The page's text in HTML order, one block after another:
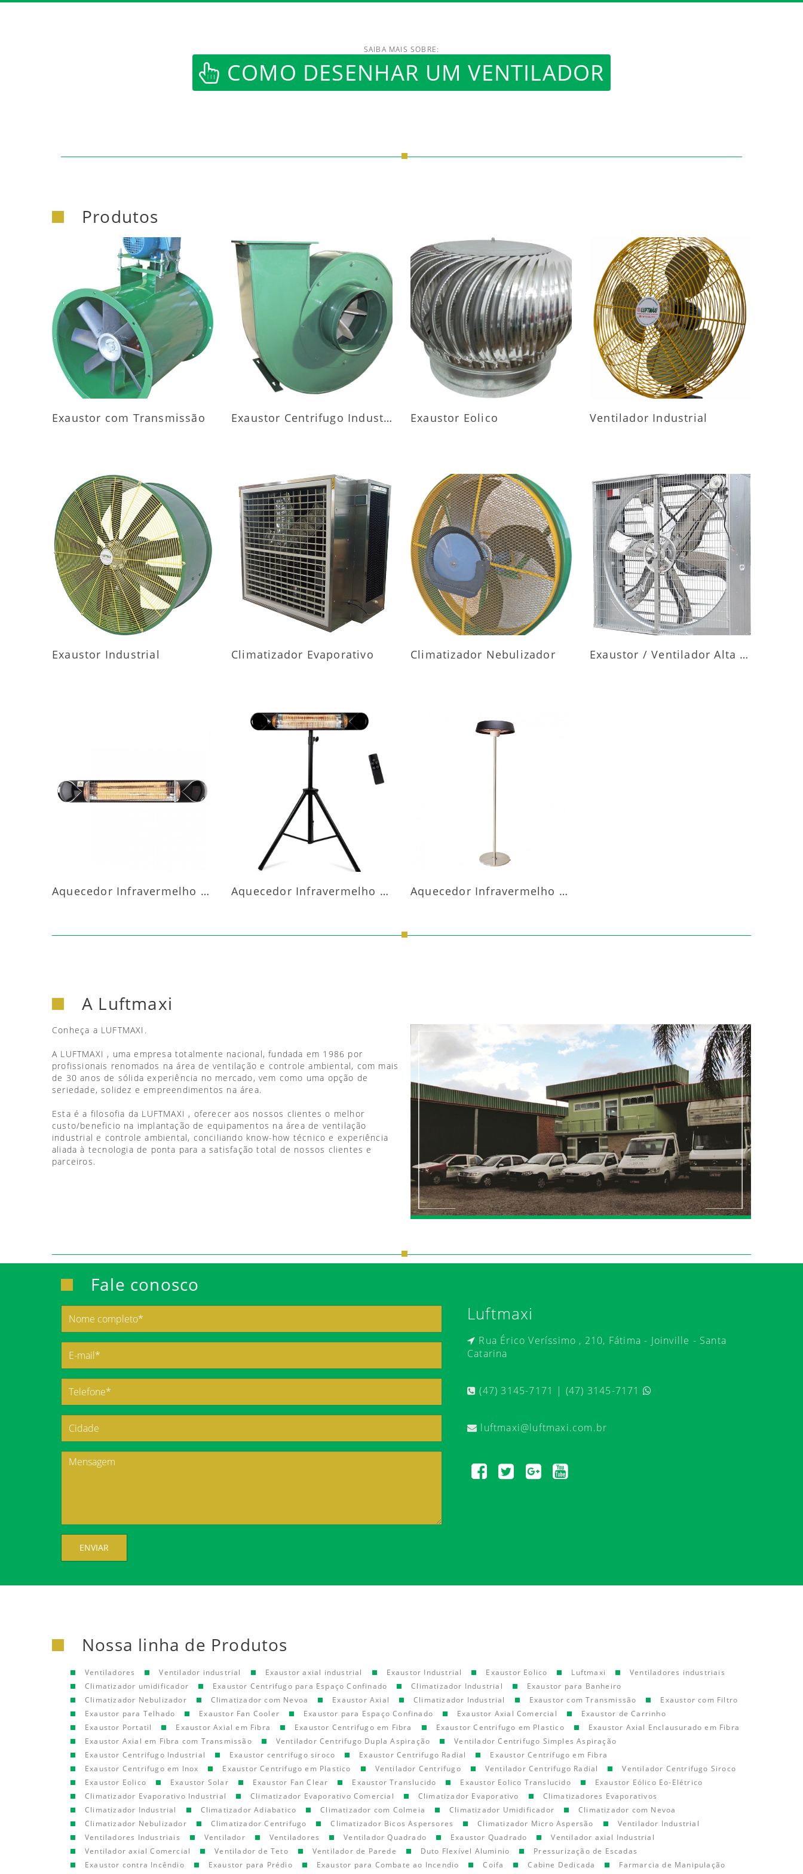
SAIBA MAIS SOBRE:
COMO DESENHAR UM VENTILADOR
Produtos
MAIS INFORMAÇÕES
Exaustor com Transmissão
MAIS INFORMAÇÕES
Exaustor Centrifugo Industrial
MAIS INFORMAÇÕES
Exaustor Eolico
MAIS INFORMAÇÕES
Ventilador Industrial
MAIS INFORMAÇÕES
Exaustor Industrial
MAIS INFORMAÇÕES
Climatizador Evaporativo
MAIS INFORMAÇÕES
Climatizador Nebulizador
MAIS INFORMAÇÕES
Exaustor / Ventilador Alta Vazão
MAIS INFORMAÇÕES
Aquecedor Infravermelho Parede
MAIS INFORMAÇÕES
Aquecedor Infravermelho Pedestal Aquecedor Infravermelho Coluna
A Luftmaxi
Conheça a LUFTMAXI.
A LUFTMAXI , uma empresa totalmente nacional, fundada em 1986 por
profissionais renomados na área de ventilação e controle ambiental, com mais
de 30 anos de sólida experiência no mercado, vem como uma opção de
seriedade, solidez e empreendimentos na área.
Esta é a filosofia da LUFTMAXI , oferecer aos nossos clientes o melhor
custo/beneficio na implantação de equipamentos na área de ventilação
industrial e controle ambiental, conciliando know-how técnico e experiência
aliada à tecnologia de ponta para a satisfação total de nossos clientes e
parceiros.
Fale conosco
ENVIAR
Luftmaxi
Rua Érico Veríssimo , 210, Fátima - Joinville - Santa
Catarina
(47) 3145-7171 | (47) 3145-7171
luftmaxi@luftmaxi.com.br
Nossa linha de Produtos
Ventiladores Ventilador industrial Exaustor axial industrial Exaustor Industrial Exaustor Eolico Luftmaxi
Ventiladores industriais
Climatizador umidificador
Exaustor Centrifugo para Espaço Confinado Climatizador Industrial
Exaustor para Banheiro
Climatizador Nebulizador
Climatizador com Nevoa Exaustor Axial Climatizador Industrial Exaustor com Transmissão
Exaustor com Filtro
Exaustor para Telhado
Exaustor Fan Cooler Exaustor para Espaço Confinado Exaustor Axial Comercial
Exaustor de Carrinho
Exaustor Portatil
Exaustor Axial em Fibra Exaustor Centrifugo em Fibra Exaustor Centrifugo em Plastico
Exaustor Axial Enclausurado em Fibra
Exaustor Axial em Fibra com Transmissão
Ventilador Centrifugo Dupla Aspiração
Ventilador Centrifugo Simples Aspiração
Exaustor Centrifugo Industrial
Exaustor centrifugo siroco Exaustor Centrifugo Radial
Exaustor Centrifugo em Fibra
Exaustor Centrifugo em Inox
Exaustor Centrifugo em Plastico Ventilador Centrifugo Ventilador Centrifugo Radial
Ventilador Centrifugo Siroco
Exaustor Eolico
Exaustor Solar Exaustor Fan Clear Exaustor Translucido Exaustor Eolico Translucido
Exaustor Eólico Eo-Elétrico
Climatizador Evaporativo Industrial
Climatizador Evaporativo Comercial Climatizador Evaporativo
Climatizadores Evaporativos
Climatizador Industrial
Climatizador Adiabatico Climatizador com Colmeia Climatizador Umidificador
Climatizador com Nevoa
Climatizador Nebulizador
Climatizador Centrifugo Climatizador Bicos Aspersores Climatizador Micro Aspersão
Ventilador Industrial
Ventiladores Industriais
Ventilador Ventiladores Ventilador Quadrado Exaustor Quadrado
Ventilador axial Industrial
Ventilador axial Comercial
Ventilador de Teto Ventilador de Parede Duto Flexível Aluminio
Pressurização de Escadas
Exaustor contra Incêndio
Exaustor para Prédio Exaustor para Combate ao Incendio Coifa Cabine Dedicada
Farmarcia de Manipulação